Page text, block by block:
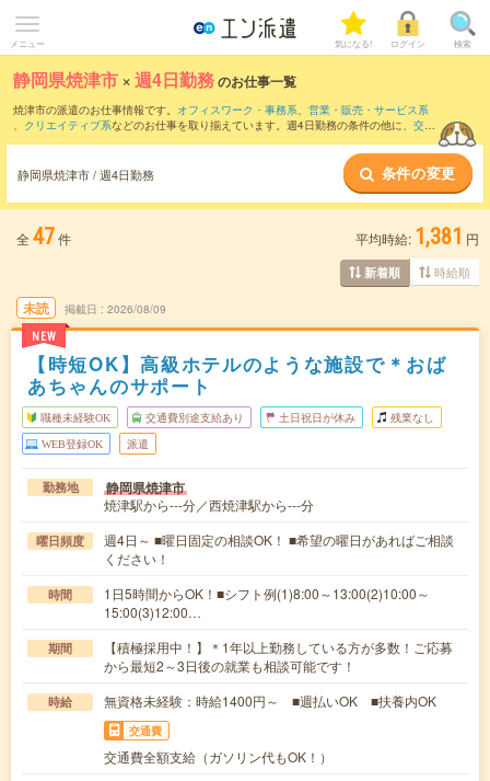
メニュー 気になる! ログイン 検索
静岡県焼津市 ×週4日勤務のお仕事一覧
焼津市の派遣のお仕事情報です。 オフィスワーク・事務系、 営業・販売・サービス系
、 クリエイティブ系などのお仕事を取り揃えています。週4日勤務の条件の他に、 交通
静岡県焼津市 / 週4日勤務 条件の変更
全 47件 平均時給: 1,381 円
新着順 時給順
未読
NEW
掲載日 2026/08/09
【時短OK】高級ホテルのような施設で＊おば
あちゃんのサポート
職種未経験OK 交通費別途支給あり 土日祝日が休み 残業なし
WEB登録OK 派遣
勤務地 静岡県焼津市
焼津駅から---分／西焼津駅から---分
曜日頻度
週4日～ ■曜日固定の相談OK！ ■希望の曜日があればご相談
ください！
時間
1日5時間からOK！■シフト例(1)8:00～13:00(2)10:00～
15:00(3)12:00…
期間
【積極採用中！】＊1年以上勤務している方が多数！ご応募
から最短2～3日後の就業も相談可能です！
時給 無資格未経験：時給1400円～ ■週払いOK ■扶養内OK
交通費
交通費全額支給（ガソリン代もOK！）